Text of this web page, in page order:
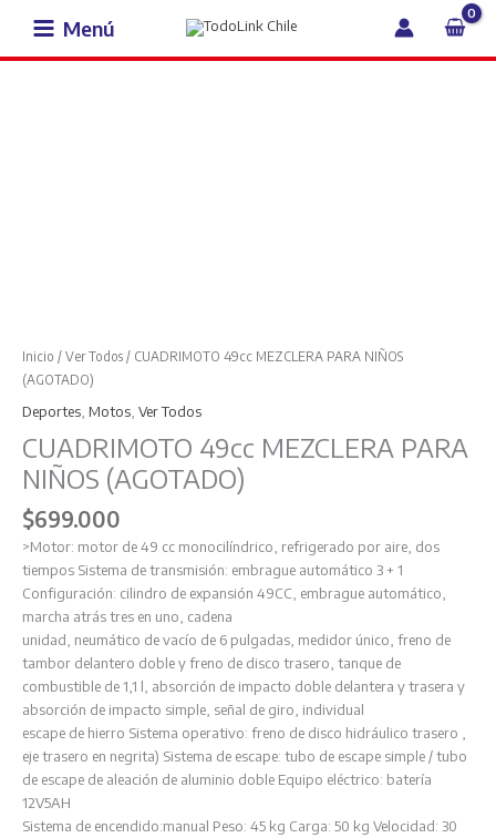
contenido
Menú
Inicio / Ver Todos / CUADRIMOTO 49cc MEZCLERA PARA NIÑOS
(AGOTADO)
Deportes Motos Ver Todos
CUADRIMOTO 49cc MEZCLERA PARA
NIÑOS (AGOTADO)
$699.000
>Motor: motor de 49 cc monocilíndrico, refrigerado por aire, dos
tiempos Sistema de transmisión: embrague automático 3 + 1
Configuración: cilindro de expansión 49CC, embrague automático,
marcha atrás tres en uno, cadena
unidad, neumático de vacío de 6 pulgadas, medidor único, freno de
tambor delantero doble y freno de disco trasero, tanque de
combustible de 1,1 l, absorción de impacto doble delantera y trasera y
absorción de impacto simple, señal de giro, individual
escape de hierro Sistema operativo: freno de disco hidráulico trasero ,
eje trasero en negrita) Sistema de escape: tubo de escape simple / tubo
de escape de aleación de aluminio doble Equipo eléctrico: batería
12V5AH
Sistema de encendido:manual Peso: 45 kg Carga: 50 kg Velocidad: 30